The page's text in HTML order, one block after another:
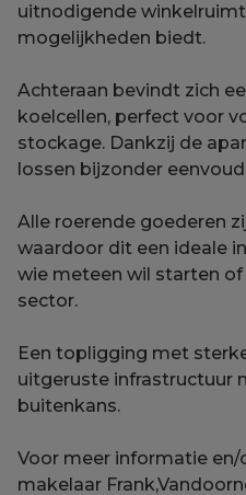
uitnodigende
mogelijkheden biedt.
Achteraan bevindt zich
koelcellen, perfect voor
stockage. Dankzij de
lossen bijzonder
Alle roerende goederen
waardoor dit een ideale
wie meteen wil starten
sector.
Een topligging met
uitgeruste infrastructuur
buitenkans.
Voor meer informatie
makelaar